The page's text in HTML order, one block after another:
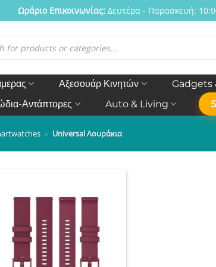
Ωράριο Eπικοινωνίας:Δευτέρα - Παρασκευή:
Αξεσουάρ Κινητών Gadgets
Αντάπτορες
Auto & Living
» Universal Λουράκια